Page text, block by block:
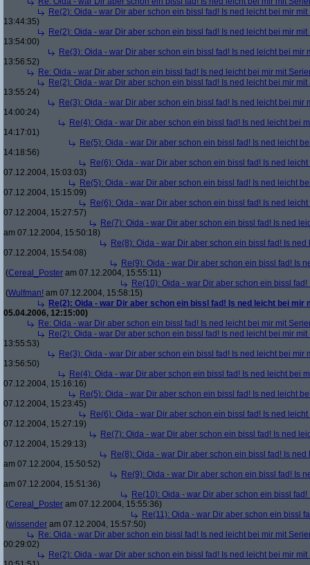
Re(2): Oida - war Dir aber schon ein bissl fad! Is ned leicht bei mir mit
13:44:35)
Re(2): Oida - war Dir aber schon ein bissl fad! Is ned leicht bei mir mit
13:54:00)
Re(3): Oida - war Dir aber schon ein bissl fad! Is ned leicht bei mir
13:56:52)
Re: Oida - war Dir aber schon ein bissl fad! Is ned leicht bei mir mit
Re(2): Oida - war Dir aber schon ein bissl fad! Is ned leicht bei mir mit
13:55:24)
Re(3): Oida - war Dir aber schon ein bissl fad! Is ned leicht bei mir
14:00:24)
Re(4): Oida - war Dir aber schon ein bissl fad! Is ned leicht bei
14:17:01)
Re(5): Oida - war Dir aber schon ein bissl fad! Is ned leicht
14:18:56)
Re(6): Oida - war Dir aber schon ein bissl fad! Is ned
07.12.2004, 15:03:03)
Re(5): Oida - war Dir aber schon ein bissl fad! Is ned leicht
07.12.2004, 15:15:09)
Re(6): Oida - war Dir aber schon ein bissl fad! Is ned
07.12.2004, 15:27:57)
Re(7): Oida - war Dir aber schon ein bissl fad! Is ned
am 07.12.2004, 15:50:18)
Re(8): Oida - war Dir aber schon ein bissl fad! Is
07.12.2004, 15:54:08)
Re(9): Oida - war Dir aber schon ein bissl fad! Is
(Cereal_Poster am 07.12.2004, 15:55:11)
Re(10): Oida - war Dir aber schon ein bissl
(Wulfman! am 07.12.2004, 15:58:15)
Re(2): Oida - war Dir aber schon ein bissl fad! Is ned leicht bei mir
05.04.2006, 12:15:00)
Re: Oida - war Dir aber schon ein bissl fad! Is ned leicht bei mir mit
Re(2): Oida - war Dir aber schon ein bissl fad! Is ned leicht bei mir mit
13:55:53)
Re(3): Oida - war Dir aber schon ein bissl fad! Is ned leicht bei mir
13:56:50)
Re(4): Oida - war Dir aber schon ein bissl fad! Is ned leicht bei
07.12.2004, 15:16:16)
Re(5): Oida - war Dir aber schon ein bissl fad! Is ned leicht
07.12.2004, 15:23:45)
Re(6): Oida - war Dir aber schon ein bissl fad! Is ned
07.12.2004, 15:27:19)
Re(7): Oida - war Dir aber schon ein bissl fad! Is ned
07.12.2004, 15:29:13)
Re(8): Oida - war Dir aber schon ein bissl fad! Is
am 07.12.2004, 15:50:52)
Re(9): Oida - war Dir aber schon ein bissl fad! Is
am 07.12.2004, 15:51:36)
Re(10): Oida - war Dir aber schon ein bissl
(Cereal_Poster am 07.12.2004, 15:55:36)
Re(11): Oida - war Dir aber schon ein bissl
(wissender am 07.12.2004, 15:57:50)
Re: Oida - war Dir aber schon ein bissl fad! Is ned leicht bei mir mit
00:29:02)
Re(2): Oida - war Dir aber schon ein bissl fad! Is ned leicht bei mir mit